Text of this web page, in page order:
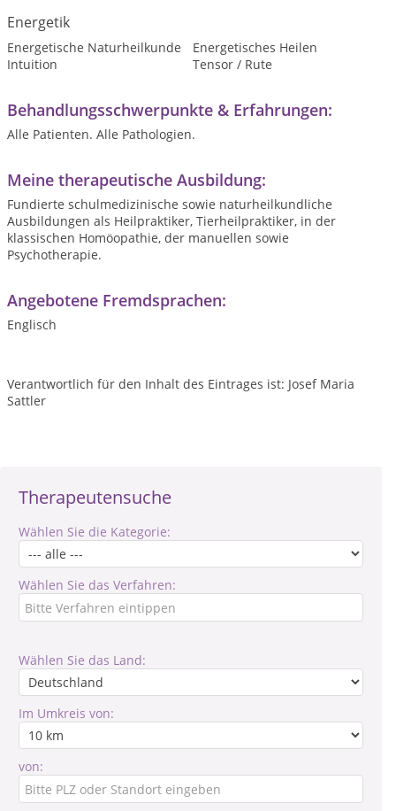
Therapeutensuche
Wählen Sie die Kategorie:
Wählen Sie das Verfahren:
Wählen Sie das Land:
Im Umkreis von:
von:
Energetik
Energetische Naturheilkunde
Energetisches Heilen
Intuition
Tensor / Rute
Behandlungsschwerpunkte & Erfahrungen:
Alle Patienten. Alle Pathologien.
Meine therapeutische Ausbildung:
Fundierte schulmedizinische sowie naturheilkundliche
Ausbildungen als Heilpraktiker, Tierheilpraktiker, in der
klassischen Homöopathie, der manuellen sowie
Psychotherapie.
Angebotene Fremdsprachen:
Englisch
Verantwortlich für den Inhalt des Eintrages ist: Josef Maria
Sattler